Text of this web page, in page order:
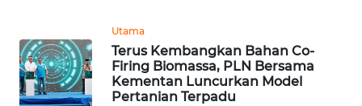
Utama
Terus Kembangkan Bahan Co-
Firing Biomassa, PLN Bersama
Kementan Luncurkan Model
Pertanian Terpadu
WN
DANAU
TOBA